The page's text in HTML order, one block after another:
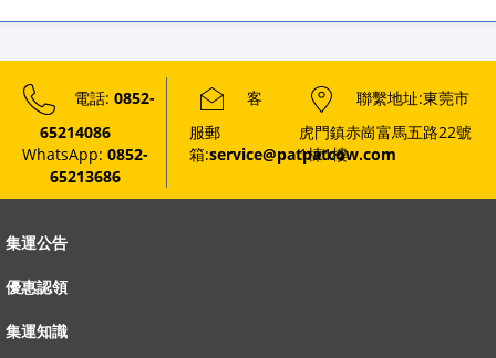
電話: 0852-
65214086
WhatsApp:0852-
65213686
客
服郵
箱:service@patpatcow.com
聯繫地址:東莞市
虎門鎮赤崗富馬五路22號
1棟1樓
集運公告
優惠認領
集運知識